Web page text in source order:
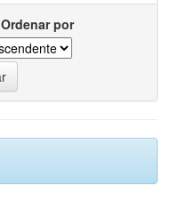
Ordenar por